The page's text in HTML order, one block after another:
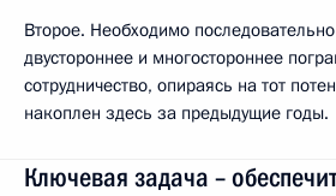
Второе. Необходимо
двустороннее и многостороннее
сотрудничество, опираясь на тот
накоплен здесь за предыдущие годы.
Ключевая задача –